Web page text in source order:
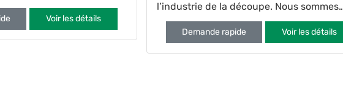
le traitement
que le pneumothorax
Voir les détails
l’industrie de la découpe. Nous sommes
spécialisés dans la production de
médicaments de haute qualité
Demande rapide Voir les détails